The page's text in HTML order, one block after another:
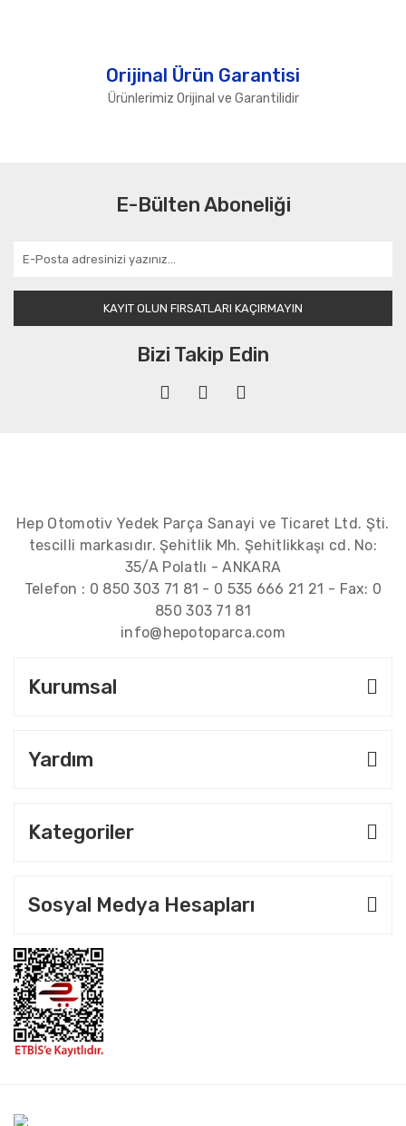
Orijinal Ürün Garantisi
Ürünlerimiz Orijinal ve Garantilidir
E-Bülten Aboneliği
KAYIT OLUN FIRSATLARI KAÇIRMAYIN
Bizi Takip Edin
Hep Otomotiv Yedek Parça Sanayi ve Ticaret Ltd. Şti.
tescilli markasıdır. Şehitlik Mh. Şehitlikkaşı cd. No:
35/A Polatlı - ANKARA
Telefon : 0 850 303 71 81 - 0 535 666 21 21 - Fax: 0
850 303 71 81
info@hepotoparca.com
Kurumsal
Yardım
Kategoriler
Sosyal Medya Hesapları